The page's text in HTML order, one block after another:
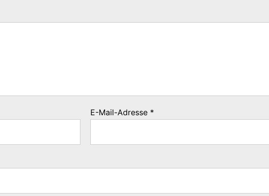
E-Mail-Adresse *